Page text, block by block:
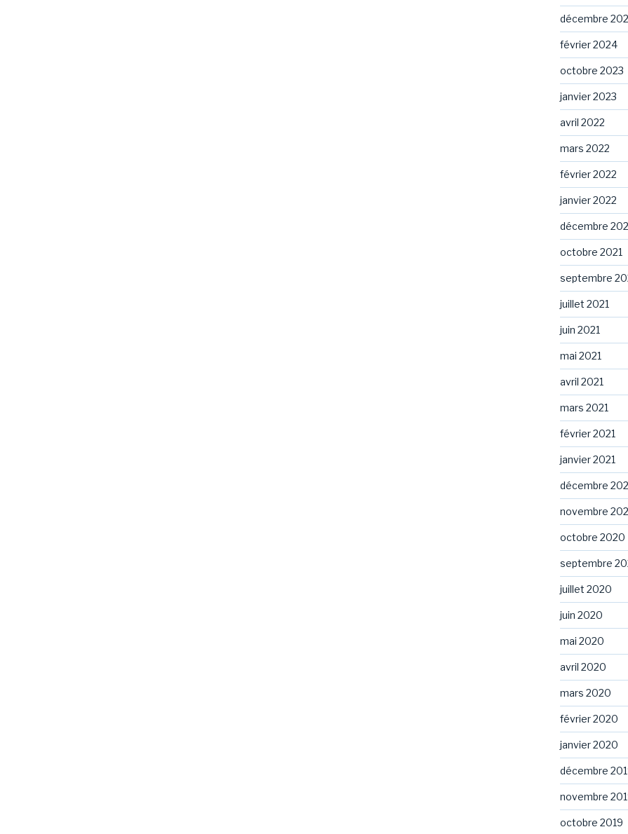
décembre
février 2024
octobre 2023
janvier 2023
avril 2022
mars 2022
février 2022
janvier 2022
décembre
octobre 2021
septembre
juillet 2021
juin 2021
mai 2021
avril 2021
mars 2021
février 2021
janvier 2021
décembre
novembre
octobre 2020
septembre
juillet 2020
juin 2020
mai 2020
avril 2020
mars 2020
février 2020
janvier 2020
décembre
novembre
octobre 2019